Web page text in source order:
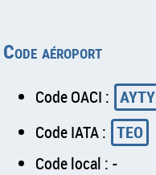
Code aéroport
Code OACI : AYTY
Code IATA : TEO
Code local : -